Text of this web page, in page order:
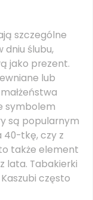
szczególne
dniu ślubu,
jako prezent.
lub
symbolem
są popularnym
40-tkę, czy z
także element
lata. Tabakierki
często